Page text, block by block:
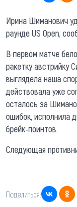
Ирина Шиманович
раунде US Open,
В первом матче
ракетку австрийку
выглядела наша
действовала уже
осталось за
ошибок, исполнила
брейк-поинтов.
Следующая
Поделиться: